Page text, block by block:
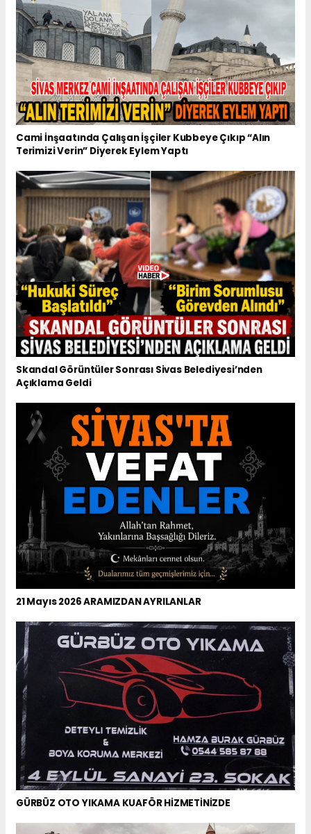
Cami İnşaatında Çalışan İşçiler Kubbeye Çıkıp “Alın
Terimizi Verin” Diyerek Eylem Yaptı
Skandal Görüntüler Sonrası Sivas Belediyesi’nden
Açıklama Geldi
21 Mayıs 2026 ARAMIZDAN AYRILANLAR
GÜRBÜZ OTO YIKAMA KUAFÖR HİZMETİNİZDE